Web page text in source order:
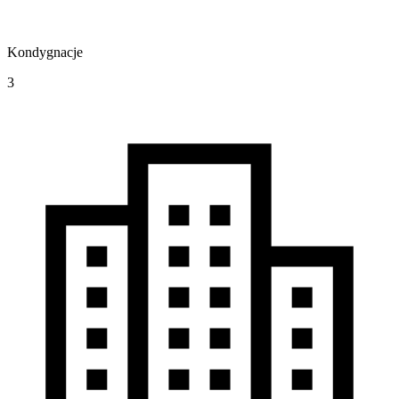
Kondygnacje
3